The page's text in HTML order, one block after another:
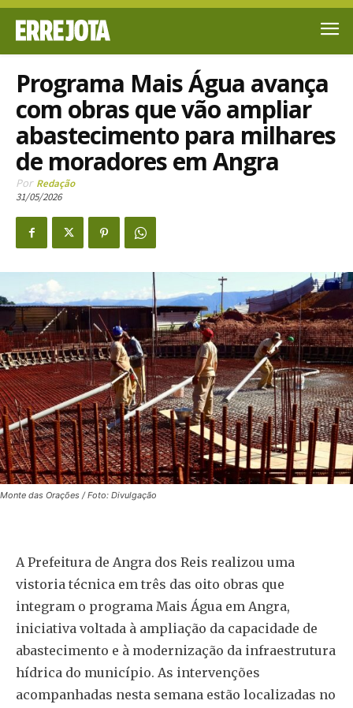
Programa Mais Água avança
com obras que vão ampliar
abastecimento para milhares
de moradores em Angra
Por Redação
31/05/2026
Monte das Orações / Foto: Divulgação
A Prefeitura de Angra dos Reis realizou uma
vistoria técnica em três das oito obras que
integram o programa Mais Água em Angra,
iniciativa voltada à ampliação da capacidade de
abastecimento e à modernização da infraestrutura
hídrica do município. As intervenções
acompanhadas nesta semana estão localizadas no